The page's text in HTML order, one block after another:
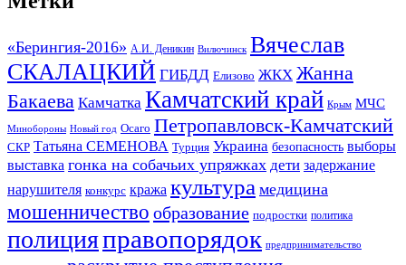
«Берингия-2016» А.И. Деникин Вилючинск Вячеслав
СКАЛАЦКИЙ ГИБДД Елизово ЖКХ Жанна
Бакаева Камчатка Камчатский край Крым МЧС
Минобороны Новый год Осаго Петропавловск-Камчатский
СКР Татьяна СЕМЕНОВА Турция Украина безопасность выборы
выставка гонка на собачьих упряжках дети задержание
нарушителя конкурс кража культура медицина
мошенничество образование подростки политика
полицияправопорядок предпринимательство